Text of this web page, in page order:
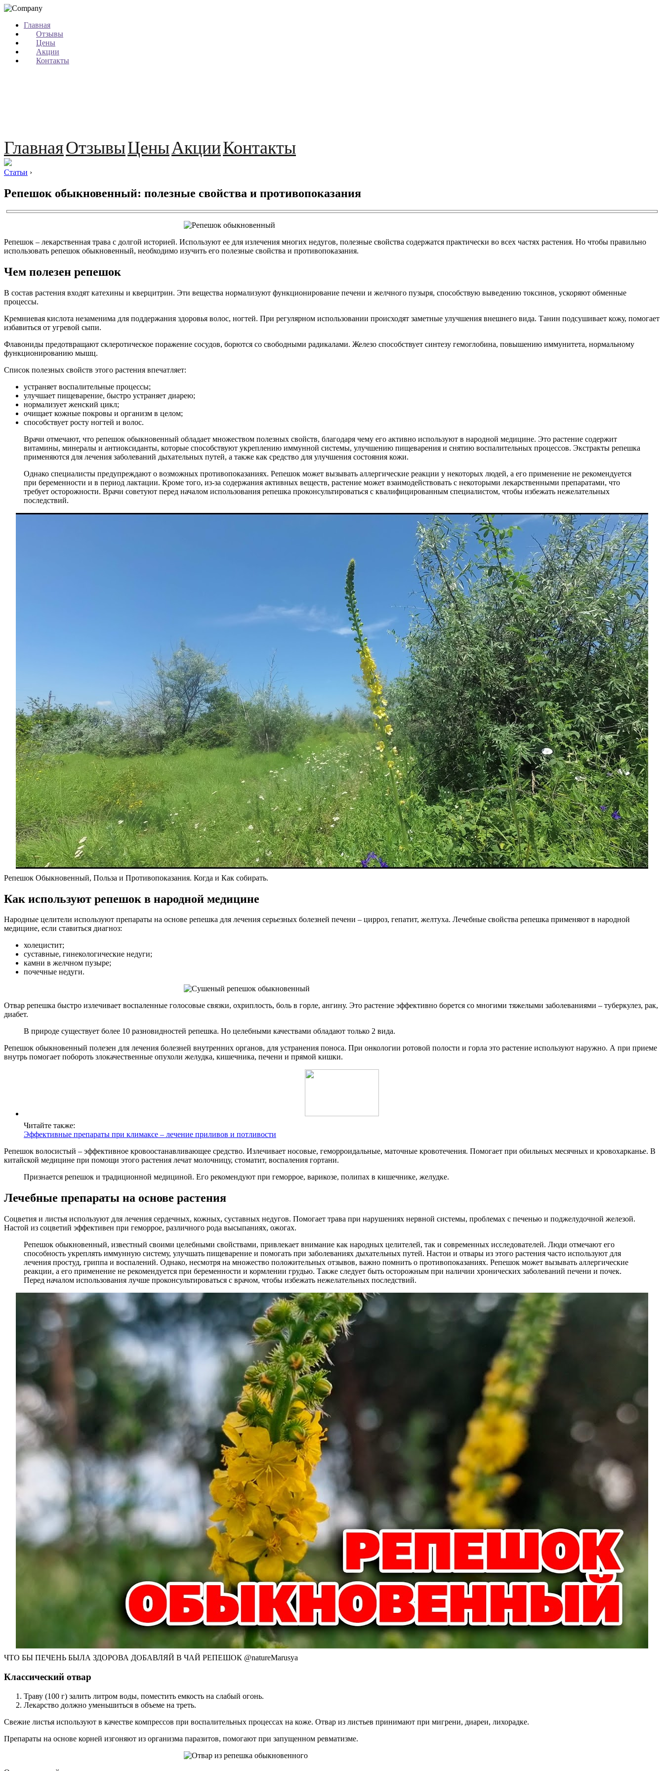
Главная
Отзывы
Цены
Акции
Контакты
ГлавнаяОтзывыЦеныАкцииКонтакты
Статьи ›
Репешок обыкновенный: полезные свойства и противопоказания
Репешок – лекарственная трава с долгой историей. Используют ее для излечения многих недугов, полезные свойства содержатся практически во всех частях растения. Но чтобы правильно
использовать репешок обыкновенный, необходимо изучить его полезные свойства и противопоказания.
Чем полезен репешок
В состав растения входят катехины и кверцитрин. Эти вещества нормализуют функционирование печени и желчного пузыря, способствую выведению токсинов, ускоряют обменные
процессы.
Кремниевая кислота незаменима для поддержания здоровья волос, ногтей. При регулярном использовании происходят заметные улучшения внешнего вида. Танин подсушивает кожу, помогает
избавиться от угревой сыпи.
Флавониды предотвращают склеротическое поражение сосудов, борются со свободными радикалами. Железо способствует синтезу гемоглобина, повышению иммунитета, нормальному
функционированию мышц.
Список полезных свойств этого растения впечатляет:
устраняет воспалительные процессы;
улучшает пищеварение, быстро устраняет диарею;
нормализует женский цикл;
очищает кожные покровы и организм в целом;
способствует росту ногтей и волос.
Врачи отмечают, что репешок обыкновенный обладает множеством полезных свойств, благодаря чему его активно используют в народной медицине. Это растение содержит
витамины, минералы и антиоксиданты, которые способствуют укреплению иммунной системы, улучшению пищеварения и снятию воспалительных процессов. Экстракты репешка
применяются для лечения заболеваний дыхательных путей, а также как средство для улучшения состояния кожи.
Однако специалисты предупреждают о возможных противопоказаниях. Репешок может вызывать аллергические реакции у некоторых людей, а его применение не рекомендуется
при беременности и в период лактации. Кроме того, из-за содержания активных веществ, растение может взаимодействовать с некоторыми лекарственными препаратами, что
требует осторожности. Врачи советуют перед началом использования репешка проконсультироваться с квалифицированным специалистом, чтобы избежать нежелательных
последствий.
Репешок Обыкновенный, Польза и Противопоказания. Когда и Как собирать.
Как используют репешок в народной медицине
Народные целители используют препараты на основе репешка для лечения серьезных болезней печени – цирроз, гепатит, желтуха. Лечебные свойства репешка применяют в народной
медицине, если ставиться диагноз:
холецистит;
суставные, гинекологические недуги;
камни в желчном пузыре;
почечные недуги.
Отвар репешка быстро излечивает воспаленные голосовые связки, охриплость, боль в горле, ангину. Это растение эффективно борется со многими тяжелыми заболеваниями – туберкулез, рак,
диабет.
В природе существует более 10 разновидностей репешка. Но целебными качествами обладают только 2 вида.
Репешок обыкновенный полезен для лечения болезней внутренних органов, для устранения поноса. При онкологии ротовой полости и горла это растение используют наружно. А при приеме
внутрь помогает побороть злокачественные опухоли желудка, кишечника, печени и прямой кишки.
Читайте также:
Эффективные препараты при климаксе – лечение приливов и потливости
Репешок волосистый – эффективное кровоостанавливающее средство. Излечивает носовые, геморроидальные, маточные кровотечения. Помогает при обильных месячных и кровохарканье. В
китайской медицине при помощи этого растения лечат молочницу, стоматит, воспаления гортани.
Признается репешок и традиционной медициной. Его рекомендуют при геморрое, варикозе, полипах в кишечнике, желудке.
Лечебные препараты на основе растения
Соцветия и листья используют для лечения сердечных, кожных, суставных недугов. Помогает трава при нарушениях нервной системы, проблемах с печенью и поджелудочной железой.
Настой из соцветий эффективен при геморрое, различного рода высыпаниях, ожогах.
Репешок обыкновенный, известный своими целебными свойствами, привлекает внимание как народных целителей, так и современных исследователей. Люди отмечают его
способность укреплять иммунную систему, улучшать пищеварение и помогать при заболеваниях дыхательных путей. Настои и отвары из этого растения часто используют для
лечения простуд, гриппа и воспалений. Однако, несмотря на множество положительных отзывов, важно помнить о противопоказаниях. Репешок может вызывать аллергические
реакции, а его применение не рекомендуется при беременности и кормлении грудью. Также следует быть осторожным при наличии хронических заболеваний печени и почек.
Перед началом использования лучше проконсультироваться с врачом, чтобы избежать нежелательных последствий.
ЧТО БЫ ПЕЧЕНЬ БЫЛА ЗДОРОВА ДОБАВЛЯЙ В ЧАЙ РЕПЕШОК @natureMarusya
Классический отвар
Траву (100 г) залить литром воды, поместить емкость на слабый огонь.
Лекарство должно уменьшиться в объеме на треть.
Свежие листья используют в качестве компрессов при воспалительных процессах на коже. Отвар из листьев принимают при мигрени, диареи, лихорадке.
Препараты на основе корней изгоняют из организма паразитов, помогают при запущенном ревматизме.